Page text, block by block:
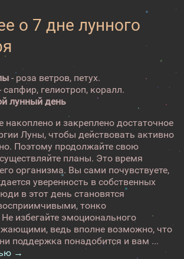
о 7 дне лунного
- роза ветров, петух.
сапфир, гелиотроп, коралл.
лунный день
накоплено и закреплено достаточное
Луны, чтобы действовать активно
Поэтому продолжайте свою
планы. Это время
организма. Вы сами почувствуете,
уверенность в собственных
в этот день становятся
тонко
избегайте эмоционального
ведь вполне возможно, что
поддержка понадобится и вам ...
→